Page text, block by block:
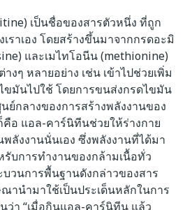
เป็นชื่อของสารตัวหนึ่ง ที่ถูก
ราเอง โดยสร้างขึ้นมาจากกรดอะมิ
และเมไทโอนีน (methionine)
งๆ หลายอย่าง เช่น เข้าไปช่วยเพิ่ม
ขมันไปใช้ โดยการขนส่งกรดไขมัน
ย์กลางของการสร้างพลังงานของ
คือ แอล-คาร์นิทีนช่วยให้ร่างกาย
ลังงานนั่นเอง ซึ่งพลังงานที่ได้มา
บการทำงานของกล้ามเนื้อทั่ว
บวนการพื้นฐานดังกล่าวของสาร
านำมาใช้เป็นประเด็นหลักในการ
ว่า “เมื่อกินแอล-คาร์นิทีน แล้ว